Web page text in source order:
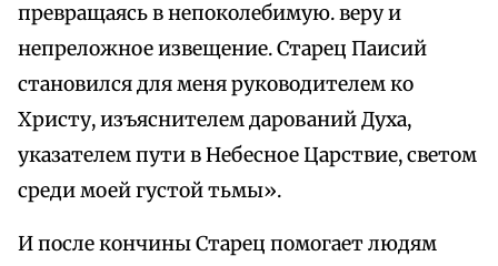
превращаясь в непоколебимую. веру и
непреложное извещение. Старец Паисий
становился для меня руководителем ко
Христу, изъяснителем дарований Духа,
указателем пути в Небесное Царствие, светом
среди моей густой тьмы».
И после кончины Старец помогает людям